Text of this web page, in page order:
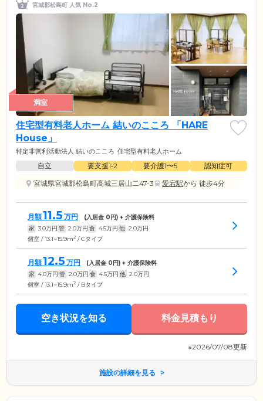
宮城郡松島町 人気 No.2
満室
住宅型有料老人ホーム 結いのこころ 「HARE
House」
特定非営利活動法人 結いのこころ 住宅型有料老人ホーム
自立 要支援1•2 要介護1〜5
認知症可
宮城県宮城郡松島町高城三居山二47-3
愛宕駅から 徒歩4分
月額11.5 万円 (入居金 0円) + 介護保険料
家 3.0万円 管 2.0万円 食 4.5万円 他 2.0万円
個室 / 13.1~15.9m2 / Cタイプ
月額12.5 万円 (入居金 0円) + 介護保険料
家 4.0万円 管 2.0万円 食 4.5万円 他 2.0万円
個室 / 13.1~15.9m2 / Bタイプ
空き状況を知る 料金見積もり
※2026/07/08更新
施設の詳細を見る